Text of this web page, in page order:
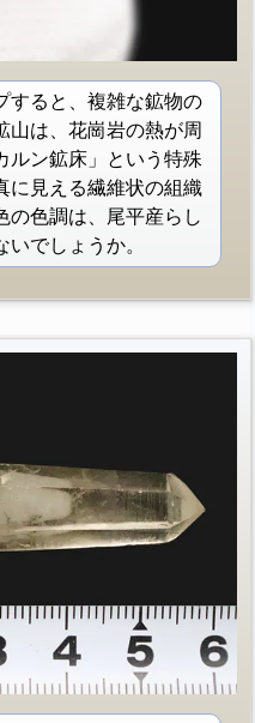
すると、複雑な鉱物の
山は、花崗岩の熱が周
ルン鉱床」という特殊
に見える繊維状の組織
の色調は、尾平産らし
でしょうか。